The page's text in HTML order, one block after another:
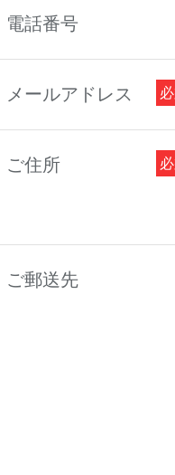
電話番号
メールアドレス
ご住所
ご郵送先